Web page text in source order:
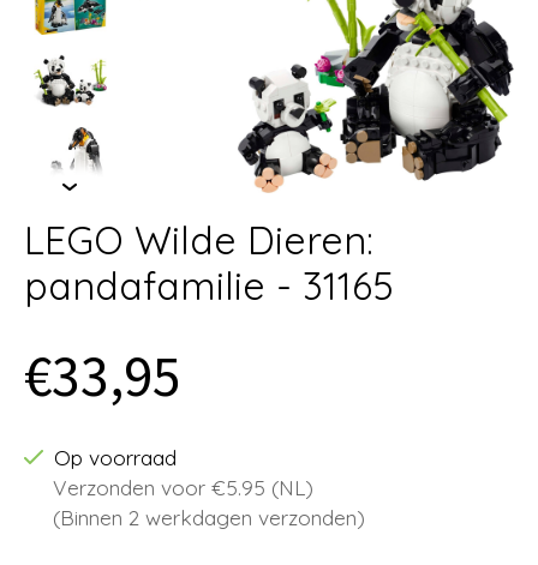
LEGO Wilde Dieren:
pandafamilie - 31165
€33,95
Op voorraad
Verzonden voor €5.95 (NL)
(Binnen 2 werkdagen verzonden)